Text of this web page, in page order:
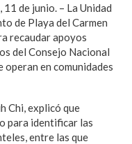
de junio. – La Unidad
de Playa del Carmen
recaudar apoyos
del Consejo Nacional
operan en comunidades
Chi, explicó que
para identificar las
entre las que